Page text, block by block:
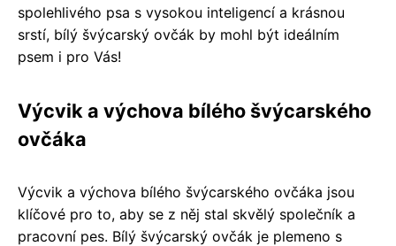
spolehlivého psa s vysokou inteligencí a krásnou
srstí, bílý švýcarský ovčák by mohl být ideálním
psem i pro Vás!
Výcvik a výchova bílého švýcarského
ovčáka
Výcvik a výchova bílého švýcarského ovčáka jsou
klíčové pro to, aby se z něj stal skvělý společník a
pracovní pes. Bílý švýcarský ovčák je plemeno s